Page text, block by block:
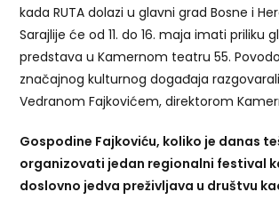
kada RUTA dolazi u glavni grad Bosne i
Sarajlije će od 11. do 16. maja imati priliku
predstava u Kamernom teatru 55.
značajnog kulturnog događaja
Vedranom Fajkovićem, direktorom
Gospodine Fajkoviću, koliko je danas
organizovati jedan regionalni festival
doslovno jedva preživljava u društvu